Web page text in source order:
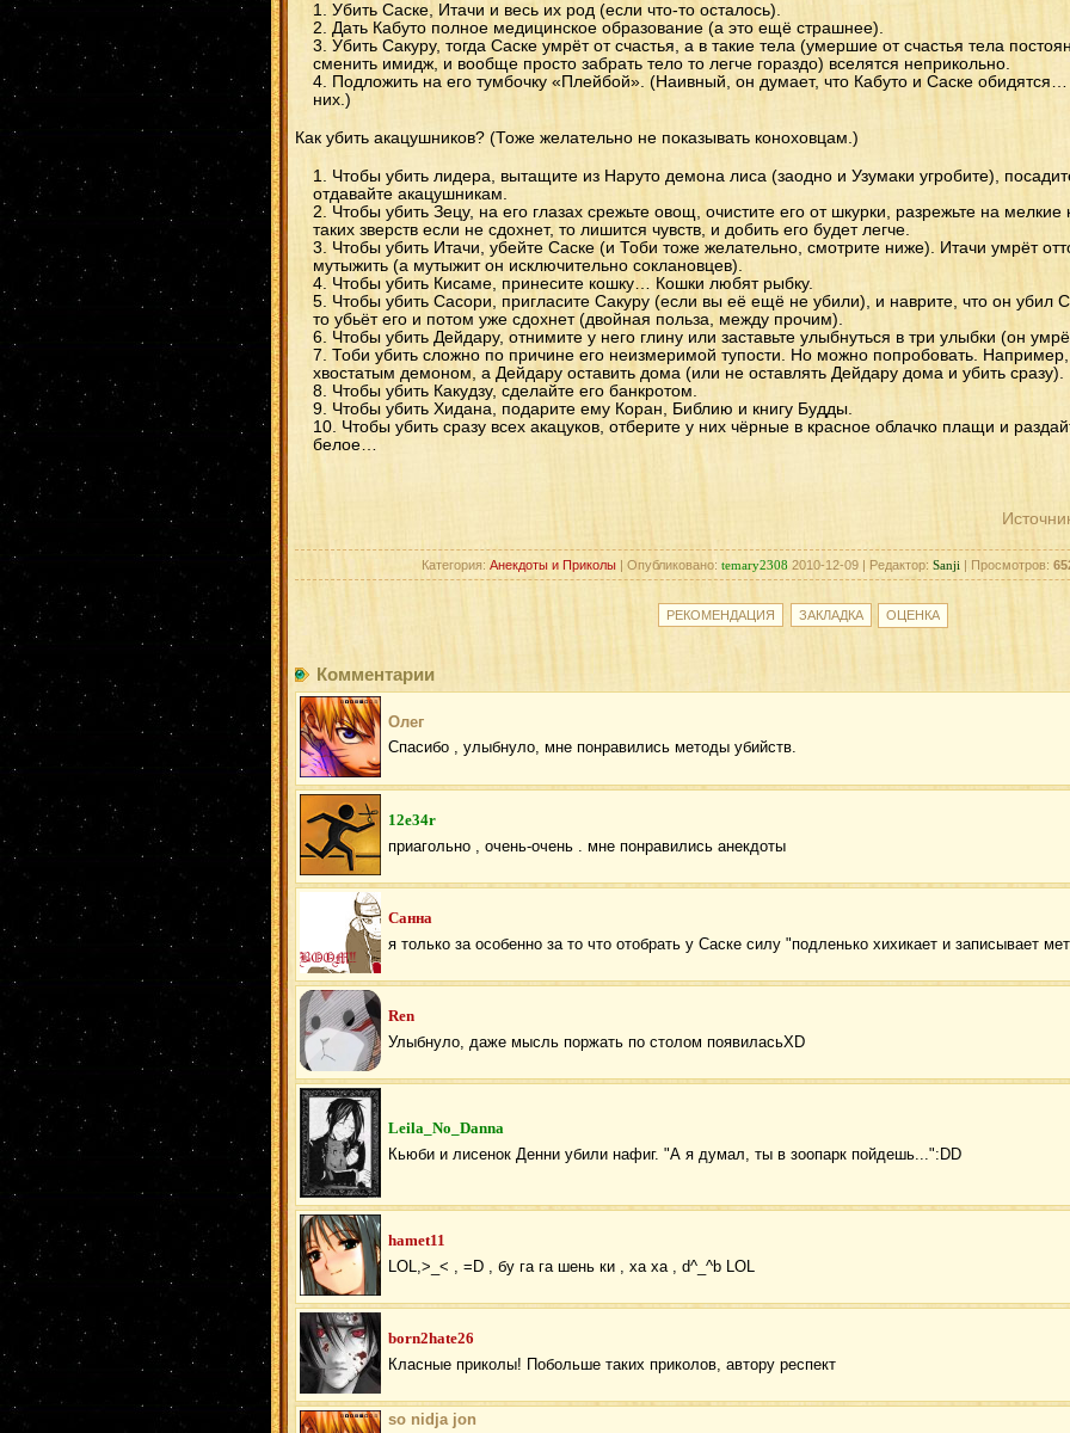
Убить Саске, Итачи и весь их род (если что-то осталось).
Дать Кабуто полное медицинское образование (а это ещё страшнее).
Убить Сакуру, тогда Саске умрёт от счастья, а в такие тела (умершие от счастья тела
сменить имидж, и вообще просто забрать тело то легче гораздо) вселятся неприкольно.
Подложить на его тумбочку «Плейбой». (Наивный, он думает, что Кабуто и Саске
них.)
Как убить акацушников? (Тоже желательно не показывать коноховцам.)
Чтобы убить лидера, вытащите из Наруто демона лиса (заодно и Узумаки угробите),
отдавайте акацушникам.
Чтобы убить Зецу, на его глазах срежьте овощ, очистите его от шкурки, разрежьте на мелкие
таких зверств если не сдохнет, то лишится чувств, и добить его будет легче.
Чтобы убить Итачи, убейте Саске (и Тоби тоже желательно, смотрите ниже). Итачи умрёт
мутыжить (а мутыжит он исключительно соклановцев).
Чтобы убить Кисаме, принесите кошку… Кошки любят рыбку.
Чтобы убить Сасори, пригласите Сакуру (если вы её ещё не убили), и наврите, что он убил
то убьёт его и потом уже сдохнет (двойная польза, между прочим).
Чтобы убить Дейдару, отнимите у него глину или заставьте улыбнуться в три улыбки (он
Тоби убить сложно по причине его неизмеримой тупости. Но можно попробовать. Например,
хвостатым демоном, а Дейдару оставить дома (или не оставлять Дейдару дома и убить сразу).
Чтобы убить Какудзу, сделайте его банкротом.
Чтобы убить Хидана, подарите ему Коран, Библию и книгу Будды.
Чтобы убить сразу всех акацуков, отберите у них чёрные в красное облачко плащи и
белое…
Категория: Анекдоты и Приколы | Опубликовано: temary2308 2010-12-09 | Редактор: Sanji | Просмотров:
Комментарии
Олег
Спасибо , улыбнуло, мне понравились методы убийств.
12e34r
приагольно , очень-очень . мне понравились анекдоты
Санна
я только за особенно за то что отобрать у Саске силу "подленько хихикает и записывает
Ren
Улыбнуло, даже мысль поржать по столом появиласьXD
Leila_No_Danna
Кьюби и лисенок Денни убили нафиг. "А я думал, ты в зоопарк пойдешь...":DD
hamet11
LOL,>_< , =D , бу га га шень ки , ха ха , d^_^b LOL
born2hate26
Класные приколы! Побольше таких приколов, автору респект
so nidja jon